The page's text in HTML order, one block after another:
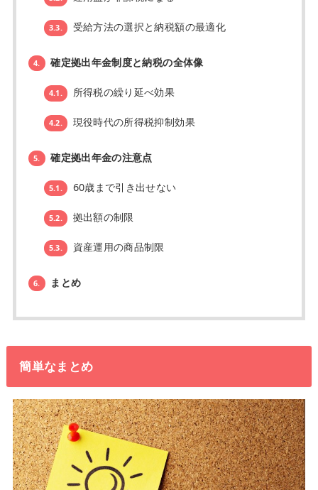
3.3. 受給方法の選択と納税額の最適化
4. 確定拠出年金制度と納税の全体像
4.1. 所得税の繰り延べ効果
4.2. 現役時代の所得税抑制効果
5. 確定拠出年金の注意点
5.1. 60歳まで引き出せない
5.2. 拠出額の制限
5.3. 資産運用の商品制限
6. まとめ
簡単なまとめ